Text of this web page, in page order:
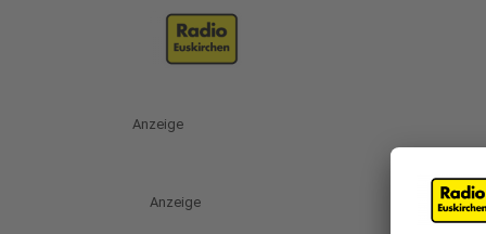
Anzeige
Anzeige